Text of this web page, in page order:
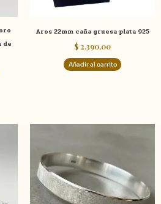
de
Aros 22mm caña gruesa plata 925
$ 2.390,00
Añadir al carrito
Las